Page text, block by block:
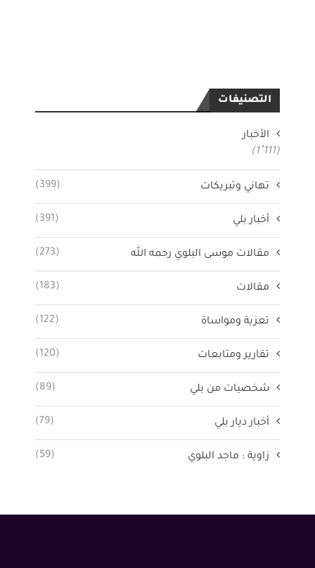
التصنيفات
الأخبار
(1٬111)
تهاني وتبريكات (399)
أخبار بلي (391)
مقالات موسى البلوي رحمه الله (273)
مقالات (183)
تعزية ومواساة (122)
تقارير ومتابعات (120)
شخصيات من بلي (89)
أخبار ديار بلي (79)
زاوية : ماجد البلوي (59)